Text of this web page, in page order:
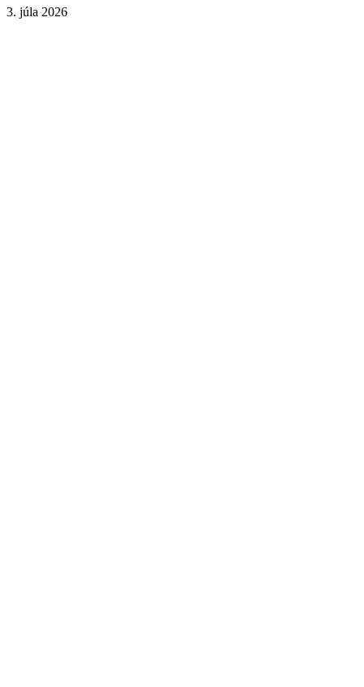
3. júla 2026